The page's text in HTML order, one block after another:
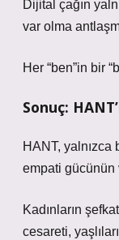
Dijital çağın
var olma
Her “ben”in bir
Sonuç:
HANT, yalnızca
empati gücünün
Kadınların
cesareti,